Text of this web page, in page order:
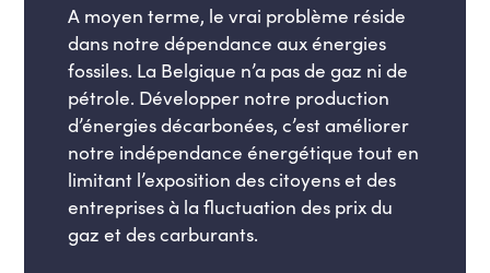
A moyen terme, le vrai problème réside
dans notre dépendance aux énergies
fossiles. La Belgique n’a pas de gaz ni de
pétrole. Développer notre production
d’énergies décarbonées, c’est améliorer
notre indépendance énergétique tout en
limitant l’exposition des citoyens et des
entreprises à la fluctuation des prix du
gaz et des carburants.